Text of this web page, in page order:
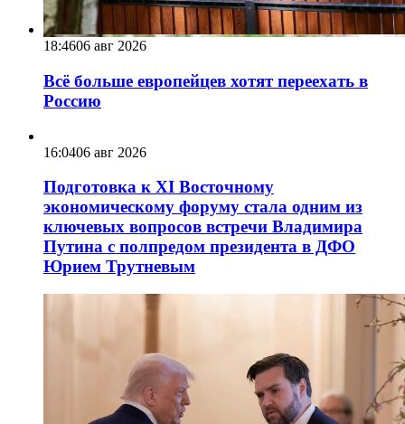
18:4606 авг 2026
Всё больше европейцев хотят переехать в
Россию
16:0406 авг 2026
Подготовка к XI Восточному
экономическому форуму стала одним из
ключевых вопросов встречи Владимира
Путина с полпредом президента в ДФО
Юрием Трутневым